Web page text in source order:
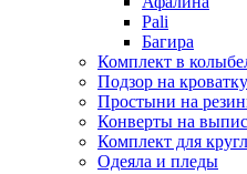
Pali
Багира
Комплект в
Подзор на
Простыни на
Конверты на
Комплект для
Одеяла и пледы